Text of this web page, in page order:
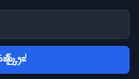
స్క్రైబ్